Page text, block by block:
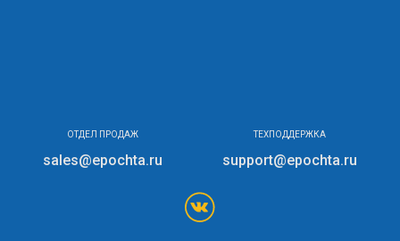
ОТДЕЛ ПРОДАЖ
sales@epochta.ru
ТЕХПОДДЕРЖКА
support@epochta.ru